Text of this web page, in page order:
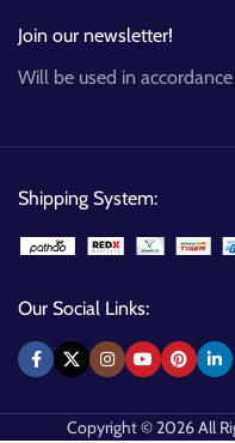
Join our newsletter!
Will be used in
Shipping System:
Our Social Links:
Copyright © 2026 All